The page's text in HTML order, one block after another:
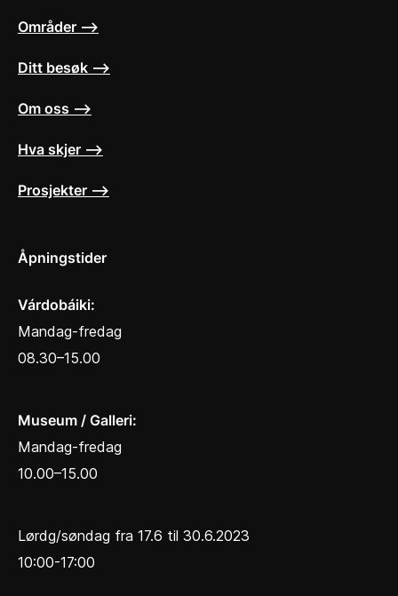
Åpningstider
Várdobáiki:
Mandag-fredag
08.30–15.00
Museum / Galleri:
Mandag-fredag
10.00–15.00
Lørdg/søndag fra 17.6 til 30.6.2023
10:00-17:00
Områder ⟶
Ditt besøk ⟶
Om oss ⟶
Hva skjer ⟶
Prosjekter ⟶